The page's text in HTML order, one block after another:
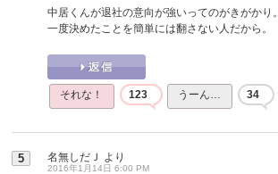
中居くんが退社の意向が強いってのがきがかり。
一度決めたことを簡単には翻さない人だから。
それな！ 123 うーん… 34
5 名無しだＪ より
2016年1月14日 6:00 PM